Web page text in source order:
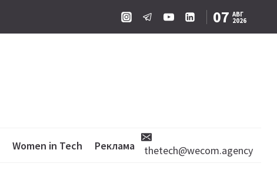
07 АВГ
2026
Women in Tech Реклама thetech@wecom.agency